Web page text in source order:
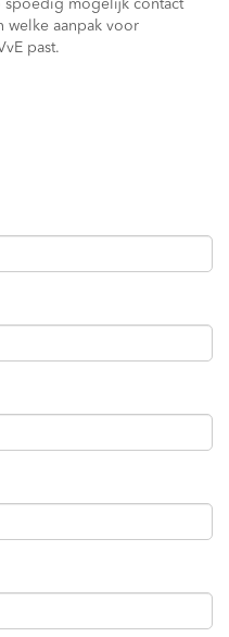
spoedig mogelijk contact
welke aanpak voor
past.